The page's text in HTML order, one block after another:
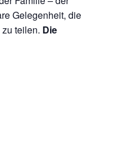
Gelegenheit, die
teilen. Die